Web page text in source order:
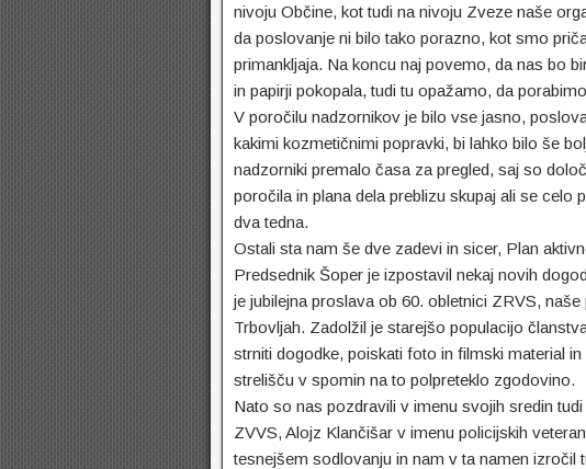
nivoju Občine, kot tudi na nivoju Zveze naše
da poslovanje ni bilo tako porazno, kot smo
primankljaja. Na koncu naj povemo, da nas bo
in papirji pokopala, tudi tu opažamo, da
V poročilu nadzornikov je bilo vse jasno,
kakimi kozmetičnimi popravki, bi lahko bilo še
nadzorniki premalo časa za pregled, saj so
poročila in plana dela preblizu skupaj ali se celo
dva tedna.
Ostali sta nam še dve zadevi in sicer, Plan
Predsednik Šoper je izpostavil nekaj novih
je jubilejna proslava ob 60. obletnici ZRVS,
Trbovljah. Zadolžil je starejšo populacijo
strniti dogodke, poiskati foto in filmski material
strelišču v spomin na to polpreteklo zgodovino.
Nato so nas pozdravili v imenu svojih sredin
ZVVS, Alojz Klančišar v imenu policijskih
tesnejšem sodlovanju in nam v ta namen izročil